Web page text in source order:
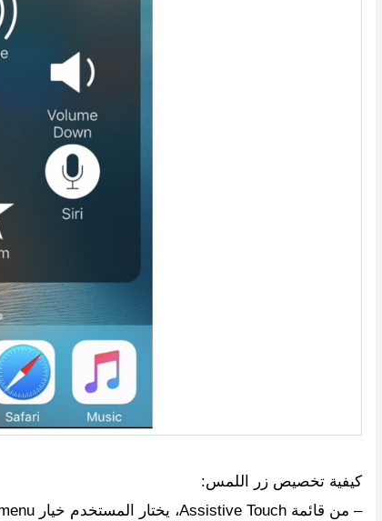
كيفية تخصيص زر اللمس:
– من قائمة Assistive Touch، يختار المستخدم خيار Customize Top Level menu.